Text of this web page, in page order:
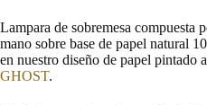
Lampara de sobremesa compuesta
mano sobre base de papel natural
en nuestro diseño de papel pintado
GHOST.